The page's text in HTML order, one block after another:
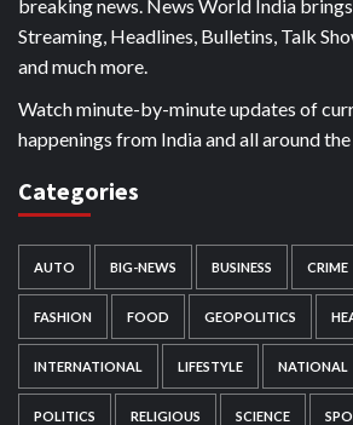
breaking news. News World India
Streaming, Headlines, Bulletins, Talk
and much more.
Watch minute-by-minute updates of
happenings from India and all around
Categories
AUTO BIG-NEWS BUSINESS CRIME
FASHION FOOD GEOPOLITICS
INTERNATIONAL LIFESTYLE NATIONAL
POLITICS RELIGIOUS SCIENCE